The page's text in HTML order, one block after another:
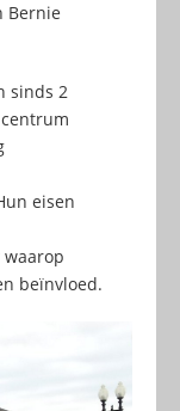
Bernie
sinds 2
eisen
beïnvloed.